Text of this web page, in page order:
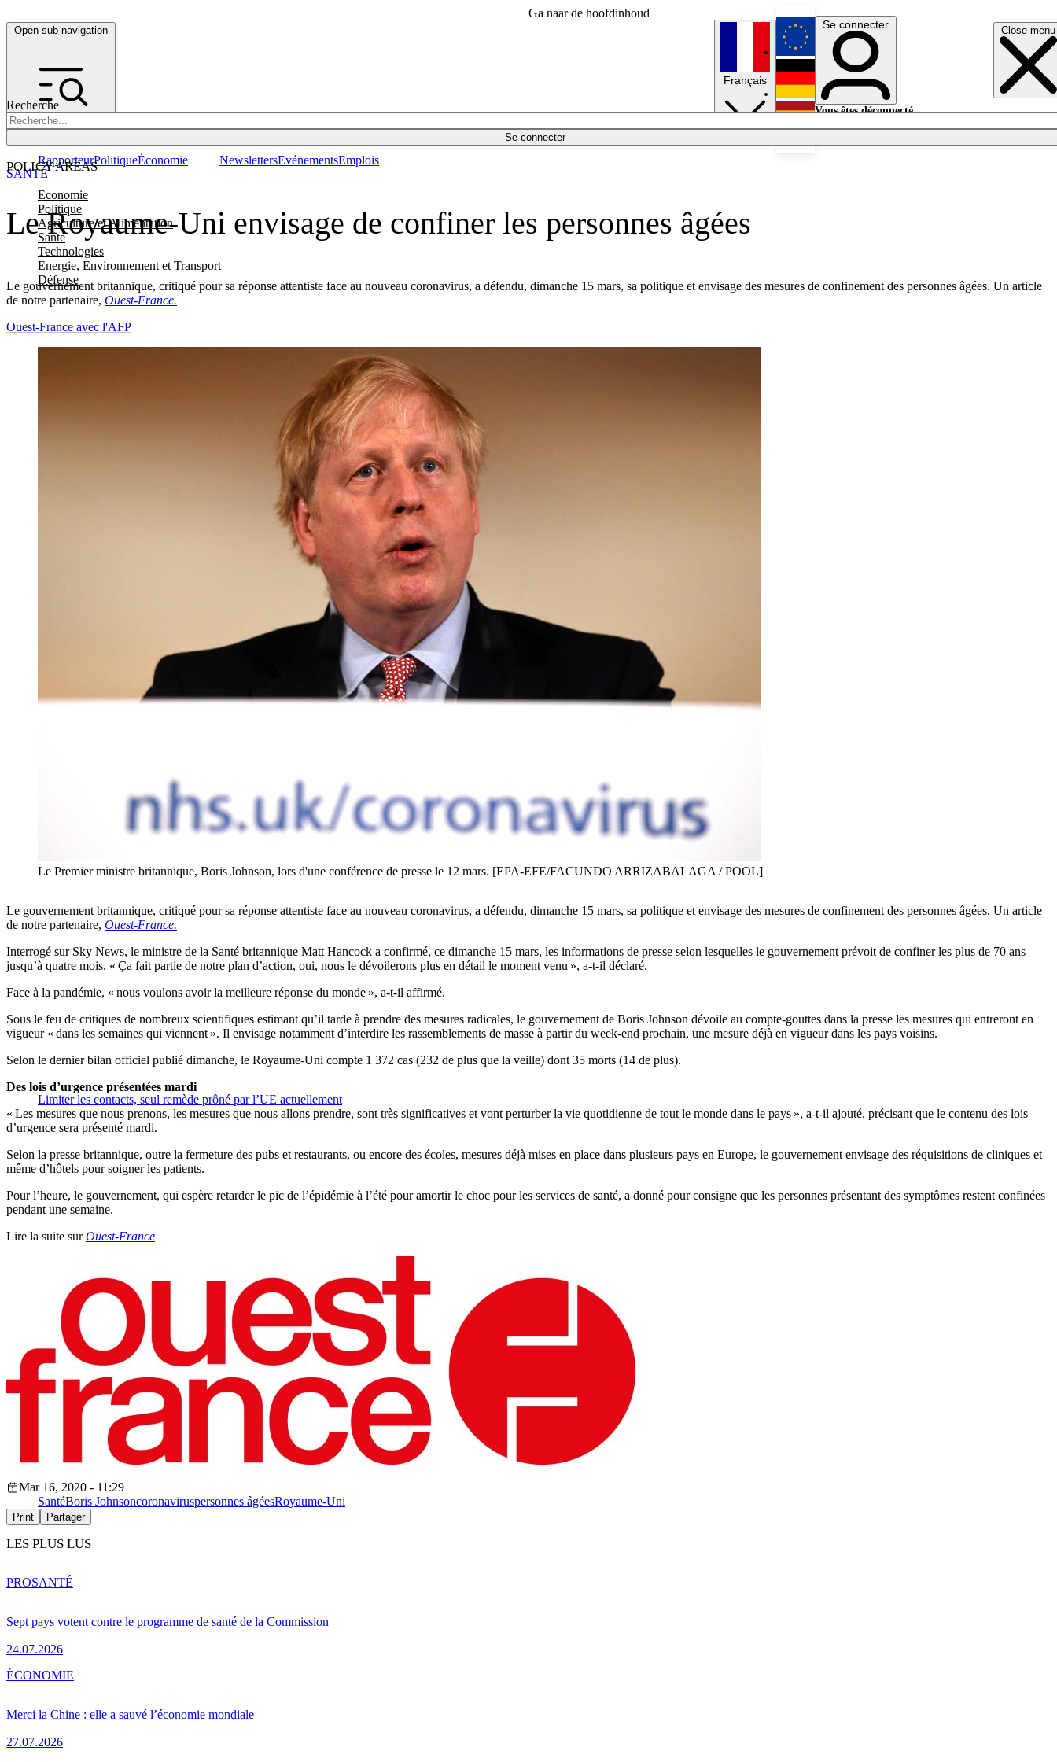
Ga naar de hoofdinhoud
Open sub navigation Close menu
Recherche
Se connecter
POLICY AREAS
Economie
Politique
Agriculture et Alimentation
Santé
Technologies
Energie, Environnement et Transport
Défense
RapporteurPolitiqueÉconomie NewslettersEvénementsEmplois
Français
English
Deutsch
Se connecter
Vous êtes déconnecté.
Le Royaume-Uni envisage de confiner les personnes âgées
Le gouvernement britannique, critiqué pour sa réponse attentiste face au nouveau coronavirus, a défendu, dimanche 15 mars, sa politique et envisage des mesures de confinement des personnes âgées. Un article
de notre partenaire, Ouest-France.
SANTÉ
Ouest-France avec l'AFP
Le Premier ministre britannique, Boris Johnson, lors d'une conférence de presse le 12 mars. [EPA-EFE/FACUNDO ARRIZABALAGA / POOL]
Le gouvernement britannique, critiqué pour sa réponse attentiste face au nouveau coronavirus, a défendu, dimanche 15 mars, sa politique et envisage des mesures de confinement des personnes âgées. Un article
de notre partenaire, Ouest-France.
Interrogé sur Sky News, le ministre de la Santé britannique Matt Hancock a confirmé, ce dimanche 15 mars, les informations de presse selon lesquelles le gouvernement prévoit de confiner les plus de 70 ans
jusqu’à quatre mois. « Ça fait partie de notre plan d’action, oui, nous le dévoilerons plus en détail le moment venu », a-t-il déclaré.
Face à la pandémie, « nous voulons avoir la meilleure réponse du monde », a-t-il affirmé.
Sous le feu de critiques de nombreux scientifiques estimant qu’il tarde à prendre des mesures radicales, le gouvernement de Boris Johnson dévoile au compte-gouttes dans la presse les mesures qui entreront en
vigueur « dans les semaines qui viennent ». Il envisage notamment d’interdire les rassemblements de masse à partir du week-end prochain, une mesure déjà en vigueur dans les pays voisins.
Selon le dernier bilan officiel publié dimanche, le Royaume-Uni compte 1 372 cas (232 de plus que la veille) dont 35 morts (14 de plus).
Limiter les contacts, seul remède prôné par l’UE actuellement
Des lois d’urgence présentées mardi
« Les mesures que nous prenons, les mesures que nous allons prendre, sont très significatives et vont perturber la vie quotidienne de tout le monde dans le pays », a-t-il ajouté, précisant que le contenu des lois
d’urgence sera présenté mardi.
Selon la presse britannique, outre la fermeture des pubs et restaurants, ou encore des écoles, mesures déjà mises en place dans plusieurs pays en Europe, le gouvernement envisage des réquisitions de cliniques et
même d’hôtels pour soigner les patients.
Pour l’heure, le gouvernement, qui espère retarder le pic de l’épidémie à l’été pour amortir le choc pour les services de santé, a donné pour consigne que les personnes présentant des symptômes restent confinées
pendant une semaine.
Lire la suite surOuest-France
Mar 16, 2020 - 11:29
SantéBoris Johnsoncoronaviruspersonnes âgéesRoyaume-Uni
Print Partager
LES PLUS LUS
Sept pays votent contre le programme de santé de la Commission
24.07.2026
PROSANTÉ
Merci la Chine : elle a sauvé l’économie mondiale
27.07.2026
ÉCONOMIE